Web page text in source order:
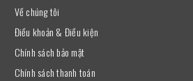
Về chúng tôi
Điều khoản & Điều kiện
Chính sách bảo mật
Chính sách thanh toán